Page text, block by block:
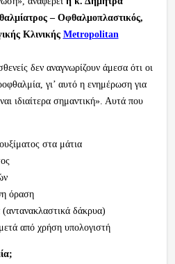
– Οφθαλμοπλαστικός,
Κλινικής Metropolitan
δεν αναγνωρίζουν άμεσα ότι οι
γι’ αυτό η ενημέρωση για
ιδιαίτερα σημαντική». Αυτά που
στα μάτια
όραση
δάκρυα)
από χρήση υπολογιστή